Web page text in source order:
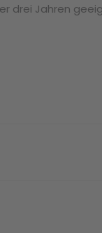
drei Jahren